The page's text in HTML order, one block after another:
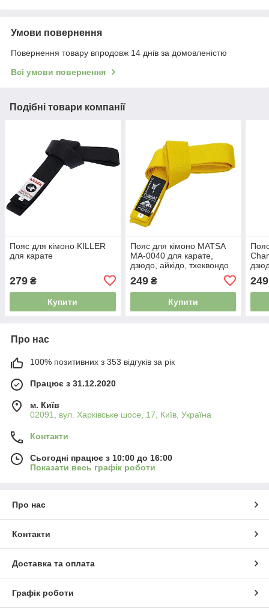
Умови повернення
Повернення товару впродовж 14 днів за домовленістю
Всі умови повернення
Подібні товари компанії
Пояс для кімоно KILLER
для карате
279 ₴
Купити
Пояс для кімоно MATSA
MA-0040 для карате,
дзюдо, айкідо, тхеквондо
жовтий
249₴
Купити
249
Про нас
100% позитивних з 353 відгуків за рік
Працює з 31.12.2020
м. Київ
02091, вул. Харківське шосе, 17, Київ, Україна
Контакти
Сьогодні працює з 10:00 до 16:00
Показати весь графік роботи
Про нас
Контакти
Доставка та оплата
Графік роботи